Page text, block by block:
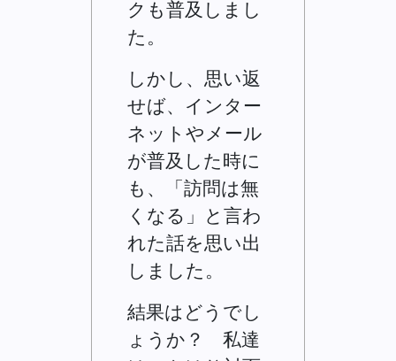
クも普及しまし
た。
しかし、思い返
せば、インター
ネットやメール
が普及した時に
も、「訪問は無
くなる」と言わ
れた話を思い出
しました。
結果はどうでし
ょうか？ 私達